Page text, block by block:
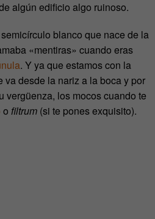
algún edificio algo ruinoso.
blanco que nace de la
«mentiras» cuando eras
. Y ya que estamos con la
desde la nariz a la boca y por
vergüenza, los mocos cuando te
o filtrum(si te pones exquisito).